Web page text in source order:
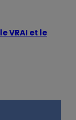
le VRAI et le